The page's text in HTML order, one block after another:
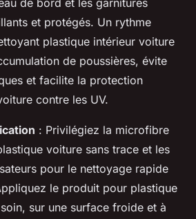
et protégés. Un rythme
plastique intérieur voiture
de poussières, évite
et facilite la protection
contre les UV.
: Privilégiez la microfibre
voiture sans trace et les
pour le nettoyage rapide
le produit pour plastique
sur une surface froide et à